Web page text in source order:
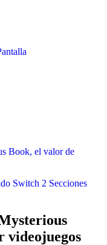
Book, el valor de
Switch 2 Secciones
videojuegos